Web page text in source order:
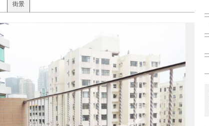
街景